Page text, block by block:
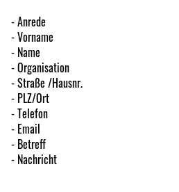
- Anrede
- Vorname
- Name
- Organisation
- Straße /Hausnr.
- PLZ/Ort
- Telefon
- Email
- Betreff
- Nachricht